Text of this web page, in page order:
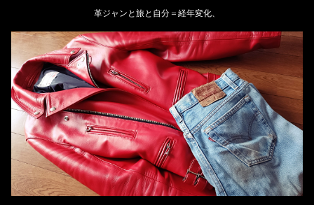
革ジャンと旅と自分＝経年変化、